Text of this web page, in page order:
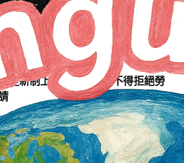
提新制上路 8月起雇主不得拒絕勞